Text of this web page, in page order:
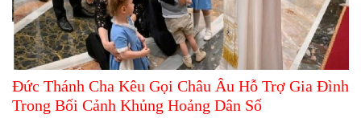
Đức Thánh Cha Kêu Gọi Châu Âu Hỗ Trợ Gia Đình
Trong Bối Cảnh Khủng Hoảng Dân Số